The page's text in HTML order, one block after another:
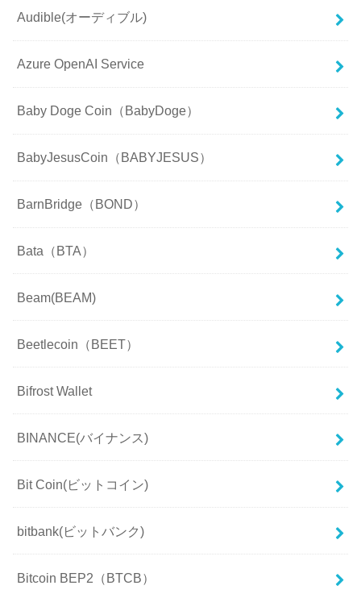
Audible(オーディブル)
Azure OpenAI Service
Baby Doge Coin（BabyDoge）
BabyJesusCoin（BABYJESUS）
BarnBridge（BOND）
Bata（BTA）
Beam(BEAM)
Beetlecoin（BEET）
Bifrost Wallet
BINANCE(バイナンス)
Bit Coin(ビットコイン)
bitbank(ビットバンク)
Bitcoin BEP2（BTCB）